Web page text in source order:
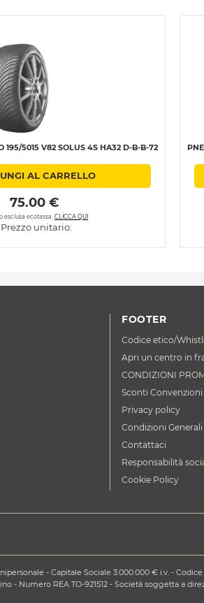
195/5015 V82 SOLUS 4S HA32 D-B-B-72
AL CARRELLO
75.00 €
esclusa ecotassa. CLICCA QUI
Prezzo unitario:
FOOTER
Codice etico/
Apri un centro in
CONDIZIONI
Sconti Convenzioni
Privacy policy
Condizioni
Contattaci
Responsabilità
Cookie Policy
- Capitale Sociale 3.000.000 € i.v. -
- Numero REA TO-921512 - Società soggetta a